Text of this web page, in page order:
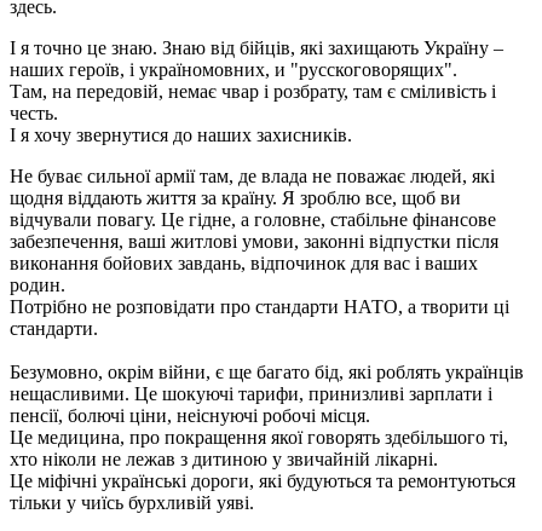
здесь.
І я точно це знаю. Знаю від бійців, які захищають Україну –
наших героїв, і україномовних, и "русскоговорящих".
Там, на передовій, немає чвар і розбрату, там є сміливість і
честь.
І я хочу звернутися до наших захисників.
Не буває сильної армії там, де влада не поважає людей, які
щодня віддають життя за країну. Я зроблю все, щоб ви
відчували повагу. Це гідне, а головне, стабільне фінансове
забезпечення, ваші житлові умови, законні відпустки після
виконання бойових завдань, відпочинок для вас і ваших
родин.
Потрібно не розповідати про стандарти НАТО, а творити ці
стандарти.
Безумовно, окрім війни, є ще багато бід, які роблять українців
нещасливими. Це шокуючі тарифи, принизливі зарплати і
пенсії, болючі ціни, неіснуючі робочі місця.
Це медицина, про покращення якої говорять здебільшого ті,
хто ніколи не лежав з дитиною у звичайній лікарні.
Це міфічні українські дороги, які будуються та ремонтуються
тільки у чиїсь бурхливій уяві.